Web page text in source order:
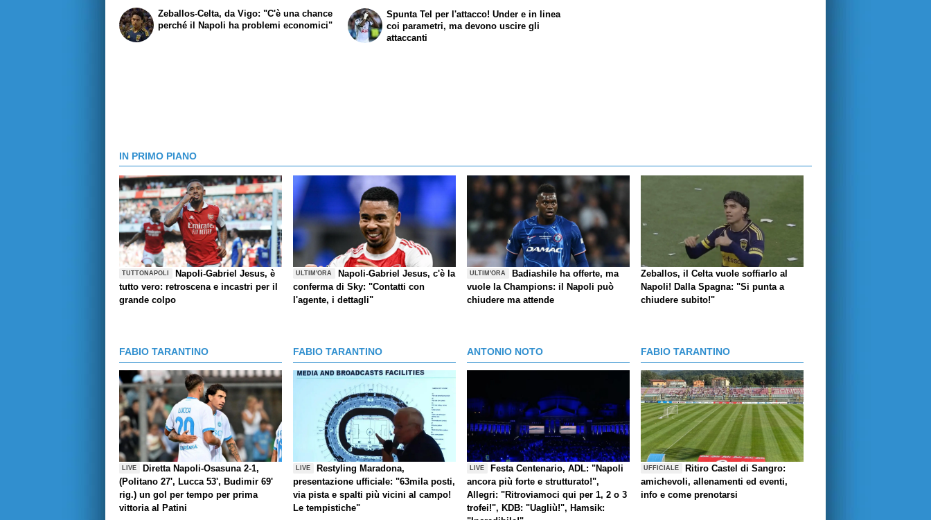
Zeballos-Celta, da Vigo: "C'è una chance
perché il Napoli ha problemi economici"
Spunta Tel per l'attacco! Under e in linea
coi parametri, ma devono uscire gli
attaccanti
IN PRIMO PIANO
TUTTONAPOLI
Napoli-Gabriel Jesus, è
tutto vero: retroscena e incastri per il
grande colpo
ULTIM'ORA
Napoli-Gabriel Jesus, c'è la
conferma di Sky: "Contatti con
l'agente, i dettagli"
ULTIM'ORA
Badiashile ha offerte, ma
vuole la Champions: il Napoli può
chiudere ma attende
Zeballos, il Celta vuole soffiarlo al
Napoli! Dalla Spagna: "Si punta a
chiudere subito!"
FABIO TARANTINO
LIVE
Diretta Napoli-Osasuna 2-1,
(Politano 27', Lucca 53', Budimir 69'
rig.) un gol per tempo per prima
vittoria al Patini
FABIO TARANTINO
LIVE
Restyling Maradona,
presentazione ufficiale: "63mila posti,
via pista e spalti più vicini al campo!
Le tempistiche"
ANTONIO NOTO
LIVE
Festa Centenario, ADL: "Napoli
ancora più forte e strutturato!",
Allegri: "Ritroviamoci qui per 1, 2 o 3
trofei!", KDB: "Uagliù!", Hamsik:
FABIO TARANTINO
UFFICIALE
Ritiro Castel di Sangro:
amichevoli, allenamenti ed eventi,
info e come prenotarsi